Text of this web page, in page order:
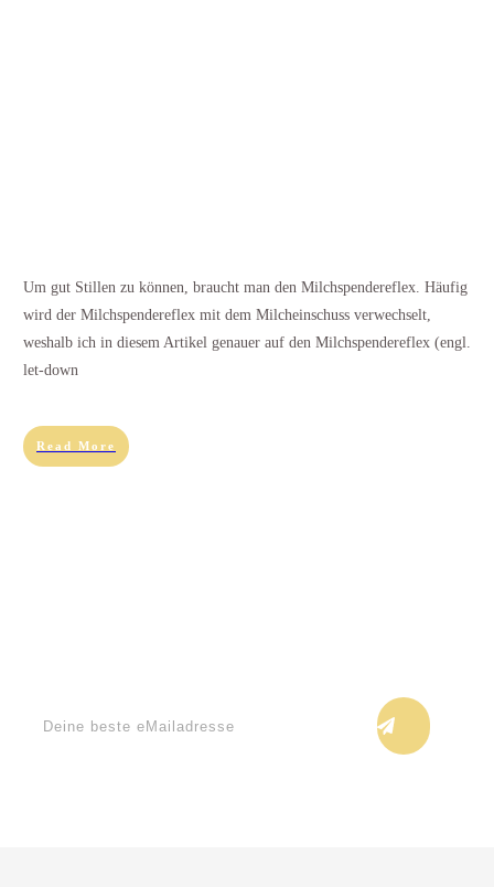
Um gut Stillen zu können, braucht man den Milchspendereflex. Häufig
wird der Milchspendereflex mit dem Milcheinschuss verwechselt,
weshalb ich in diesem Artikel genauer auf den Milchspendereflex (engl.
let-down
Read More